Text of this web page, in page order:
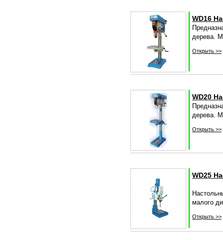
WD16
дерева.
Открыть >>
WD20
дерева.
Открыть >>
WD25
малого
Открыть >>